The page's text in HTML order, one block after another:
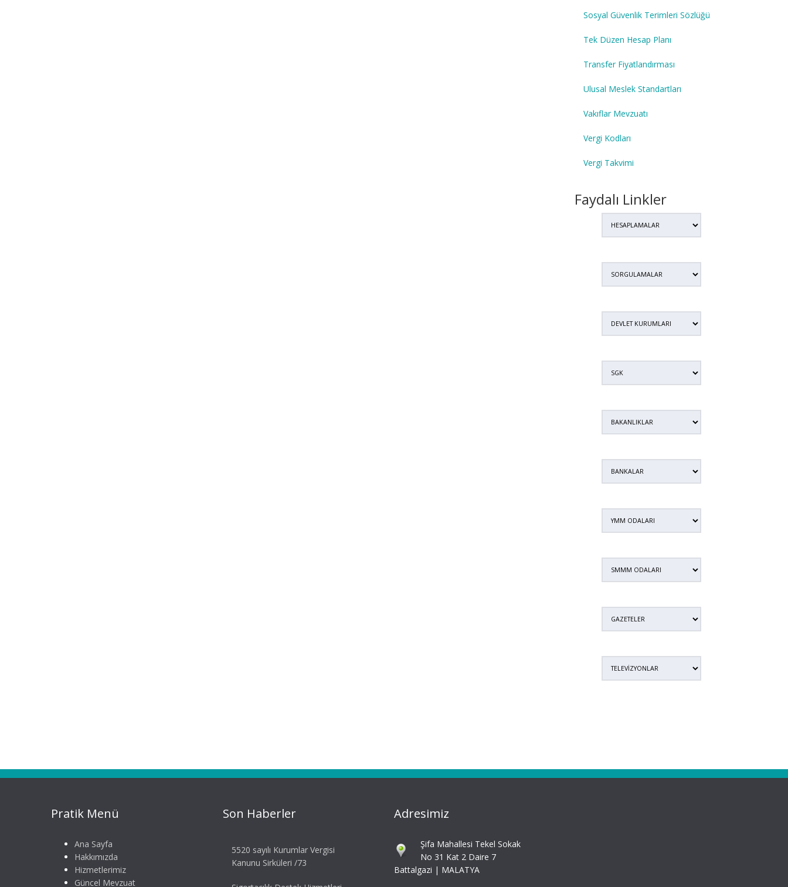
Sosyal Güvenlik Terimleri Sözlüğü
Tek Düzen Hesap Planı
Transfer Fiyatlandırması
Ulusal Meslek Standartları
Vakıflar Mevzuatı
Vergi Kodları
Vergi Takvimi
Faydalı Linkler
Pratik Menü
Ana Sayfa
Hakkımızda
Hizmetlerimiz
Güncel Mevzuat
Son Haberler
5520 sayılı Kurumlar Vergisi
Kanunu Sirküleri /73
Adresimiz
Şifa Mahallesi Tekel Sokak
No 31 Kat 2 Daire 7
Battalgazi | MALATYA